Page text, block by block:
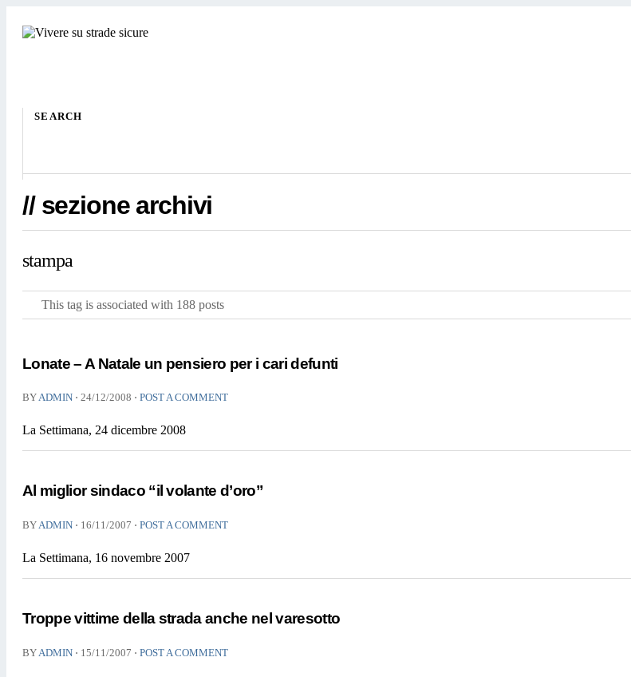
SEARCH
// sezione archivi
stampa
This tag is associated with 188 posts
Lonate – A Natale un pensiero per i cari defunti
BYADMIN ⋅ 24/12/2008 ⋅ POST A COMMENT
La Settimana, 24 dicembre 2008
Al miglior sindaco “il volante d’oro”
BYADMIN ⋅ 16/11/2007 ⋅ POST A COMMENT
La Settimana, 16 novembre 2007
Troppe vittime della strada anche nel varesotto
BYADMIN ⋅ 15/11/2007 ⋅ POST A COMMENT